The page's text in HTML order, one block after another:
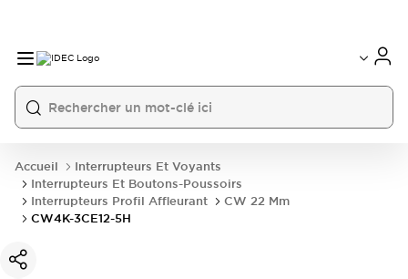
Accueil
Interrupteurs Et Voyants
Interrupteurs Et Boutons-Poussoirs
Interrupteurs Profil Affleurant
CW 22 Mm
CW4K-3CE12-5H